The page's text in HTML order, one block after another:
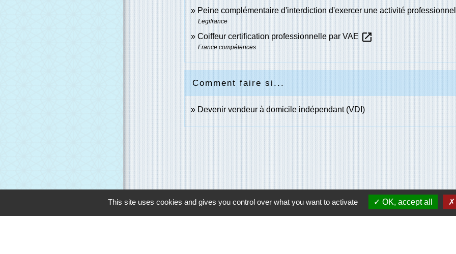
Peine complémentaire d'interdiction d'exercer une activité
Legifrance
Coiffeur certification professionnelle par VAE open_in_new
France compétences
Comment faire si...
Devenir vendeur à domicile indépendant (VDI)
Contacts
This site uses cookies and gives you control over what you want to activate OK, accept all